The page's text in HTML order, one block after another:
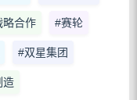
略合作 #赛轮
#双星集团
造